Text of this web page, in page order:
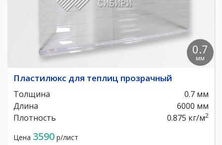
0.7
мм
Пластилюкс для теплиц прозрачный
Толщина
0.7 мм
Длина
6000 мм
Плотность
0.875 кг/м2
Цена 3590 р/лист